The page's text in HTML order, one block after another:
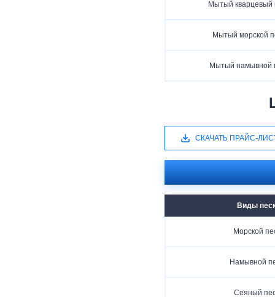
Мытый кварцевый
Мытый морской
Мытый намывной
СКАЧАТЬ ПРАЙС-
Виды
Морской
Намывной
Сеяный